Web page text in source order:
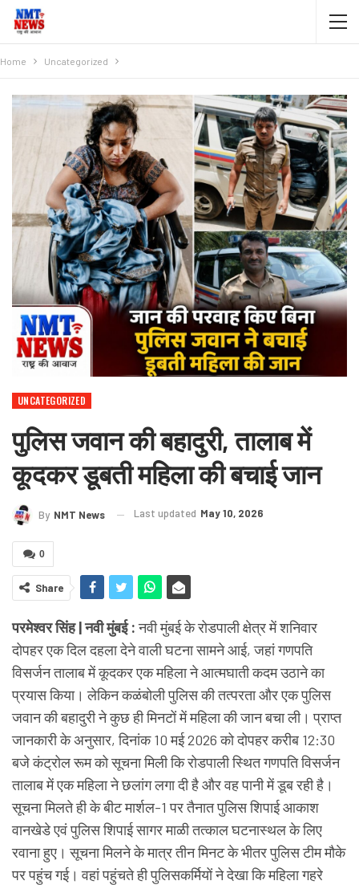
Home Uncategorized
UNCATEGORIZED
पुलिस जवान की बहादुरी, तालाब में
कूदकर डूबती महिला की बचाई जान
By NMT News Last updated May 10, 2026
0
Share
परमेश्वर सिंह | नवी मुंबई :नवी मुंबई के रोडपाली क्षेत्र में शनिवार
दोपहर एक दिल दहला देने वाली घटना सामने आई, जहां गणपति
विसर्जन तालाब में कूदकर एक महिला ने आत्मघाती कदम उठाने का
प्रयास किया। लेकिन कळंबोली पुलिस की तत्परता और एक पुलिस
जवान की बहादुरी ने कुछ ही मिनटों में महिला की जान बचा ली। प्राप्त
जानकारी के अनुसार, दिनांक 10 मई 2026 को दोपहर करीब 12:30
बजे कंट्रोल रूम को सूचना मिली कि रोडपाली स्थित गणपति विसर्जन
तालाब में एक महिला ने छलांग लगा दी है और वह पानी में डूब रही है।
सूचना मिलते ही के बीट मार्शल-1 पर तैनात पुलिस शिपाई आकाश
वानखेडे एवं पुलिस शिपाई सागर माळी तत्काल घटनास्थल के लिए
रवाना हुए। सूचना मिलने के मात्र तीन मिनट के भीतर पुलिस टीम मौके
पर पहुंच गई। वहां पहुंचते ही पुलिसकर्मियों ने देखा कि महिला गहरे